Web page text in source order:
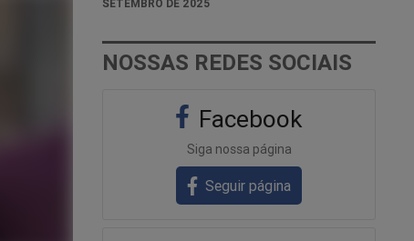
SETEMBRO DE 2025
NOSSAS REDES SOCIAIS
Facebook
Siga nossa página
Seguir página